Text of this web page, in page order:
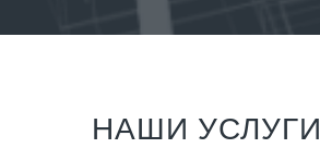
НАШИ УСЛУГИ